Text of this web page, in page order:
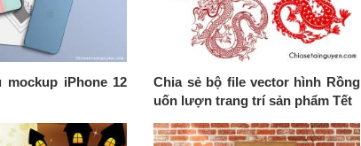
mockup iPhone 12
Chia sẻ bộ file vector hình Rồng
uốn lượn trang trí sản phẩm Tết